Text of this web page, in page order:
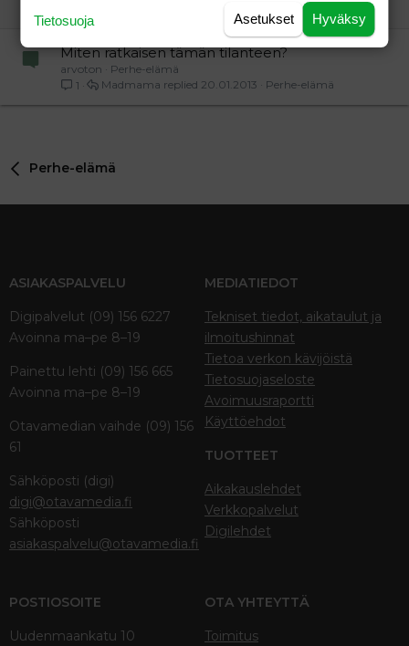
Perhe-elämä
Miten ratkaisen tämän tilanteen?
arvoton
Perhe-elämä
1
Perhe-elämä
20.01.2013
Madmama
Perhe-elämä
ASIAKASPALVELU
Digipalvelut (09) 156 6227
Avoinna ma–pe 8–19
Painettu lehti (09) 156 665
Avoinna ma–pe 8–19
Otavamedian vaihde (09) 156
61
Sähköposti (digi)
digi@otavamedia.fi
Sähköposti
asiakaspalvelu@otavamedia.fi
MEDIATIEDOT
Tekniset tiedot, aikataulut ja
ilmoitushinnat
Tietoa verkon kävijöistä
Tietosuojaseloste
Avoimuusraportti
Käyttöehdot
TUOTTEET
Aikakauslehdet
Verkkopalvelut
Digilehdet
POSTIOSOITE
Uudenmaankatu 10
OTA YHTEYTTÄ
Toimitus
Hyväksy
Asetukset
Tietosuoja